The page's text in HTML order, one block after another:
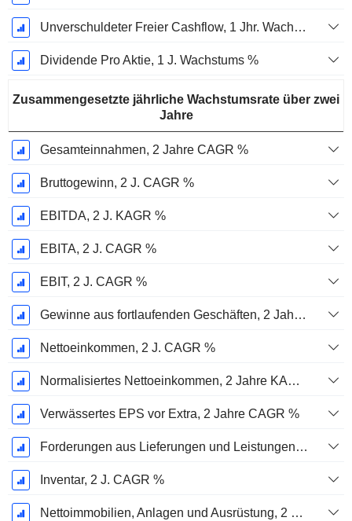
Unverschuldeter Freier Cashflow, 1 Jhr. Wachstum %
Dividende Pro Aktie, 1 J. Wachstums %
Zusammengesetzte jährliche Wachstumsrate über zwei
Jahre
Gesamteinnahmen, 2 Jahre CAGR %
Bruttogewinn, 2 J. CAGR %
EBITDA, 2 J. KAGR %
EBITA, 2 J. CAGR %
EBIT, 2 J. CAGR %
Gewinne aus fortlaufenden Geschäften, 2 Jahre. CAGR %
Nettoeinkommen, 2 J. CAGR %
Normalisiertes Nettoeinkommen, 2 Jahre KAGR %
Verwässertes EPS vor Extra, 2 Jahre CAGR %
Forderungen aus Lieferungen und Leistungen, 2 J. CAGR %
Inventar, 2 J. CAGR %
Nettoimmobilien, Anlagen und Ausrüstung, 2 Jahre. CAGR %